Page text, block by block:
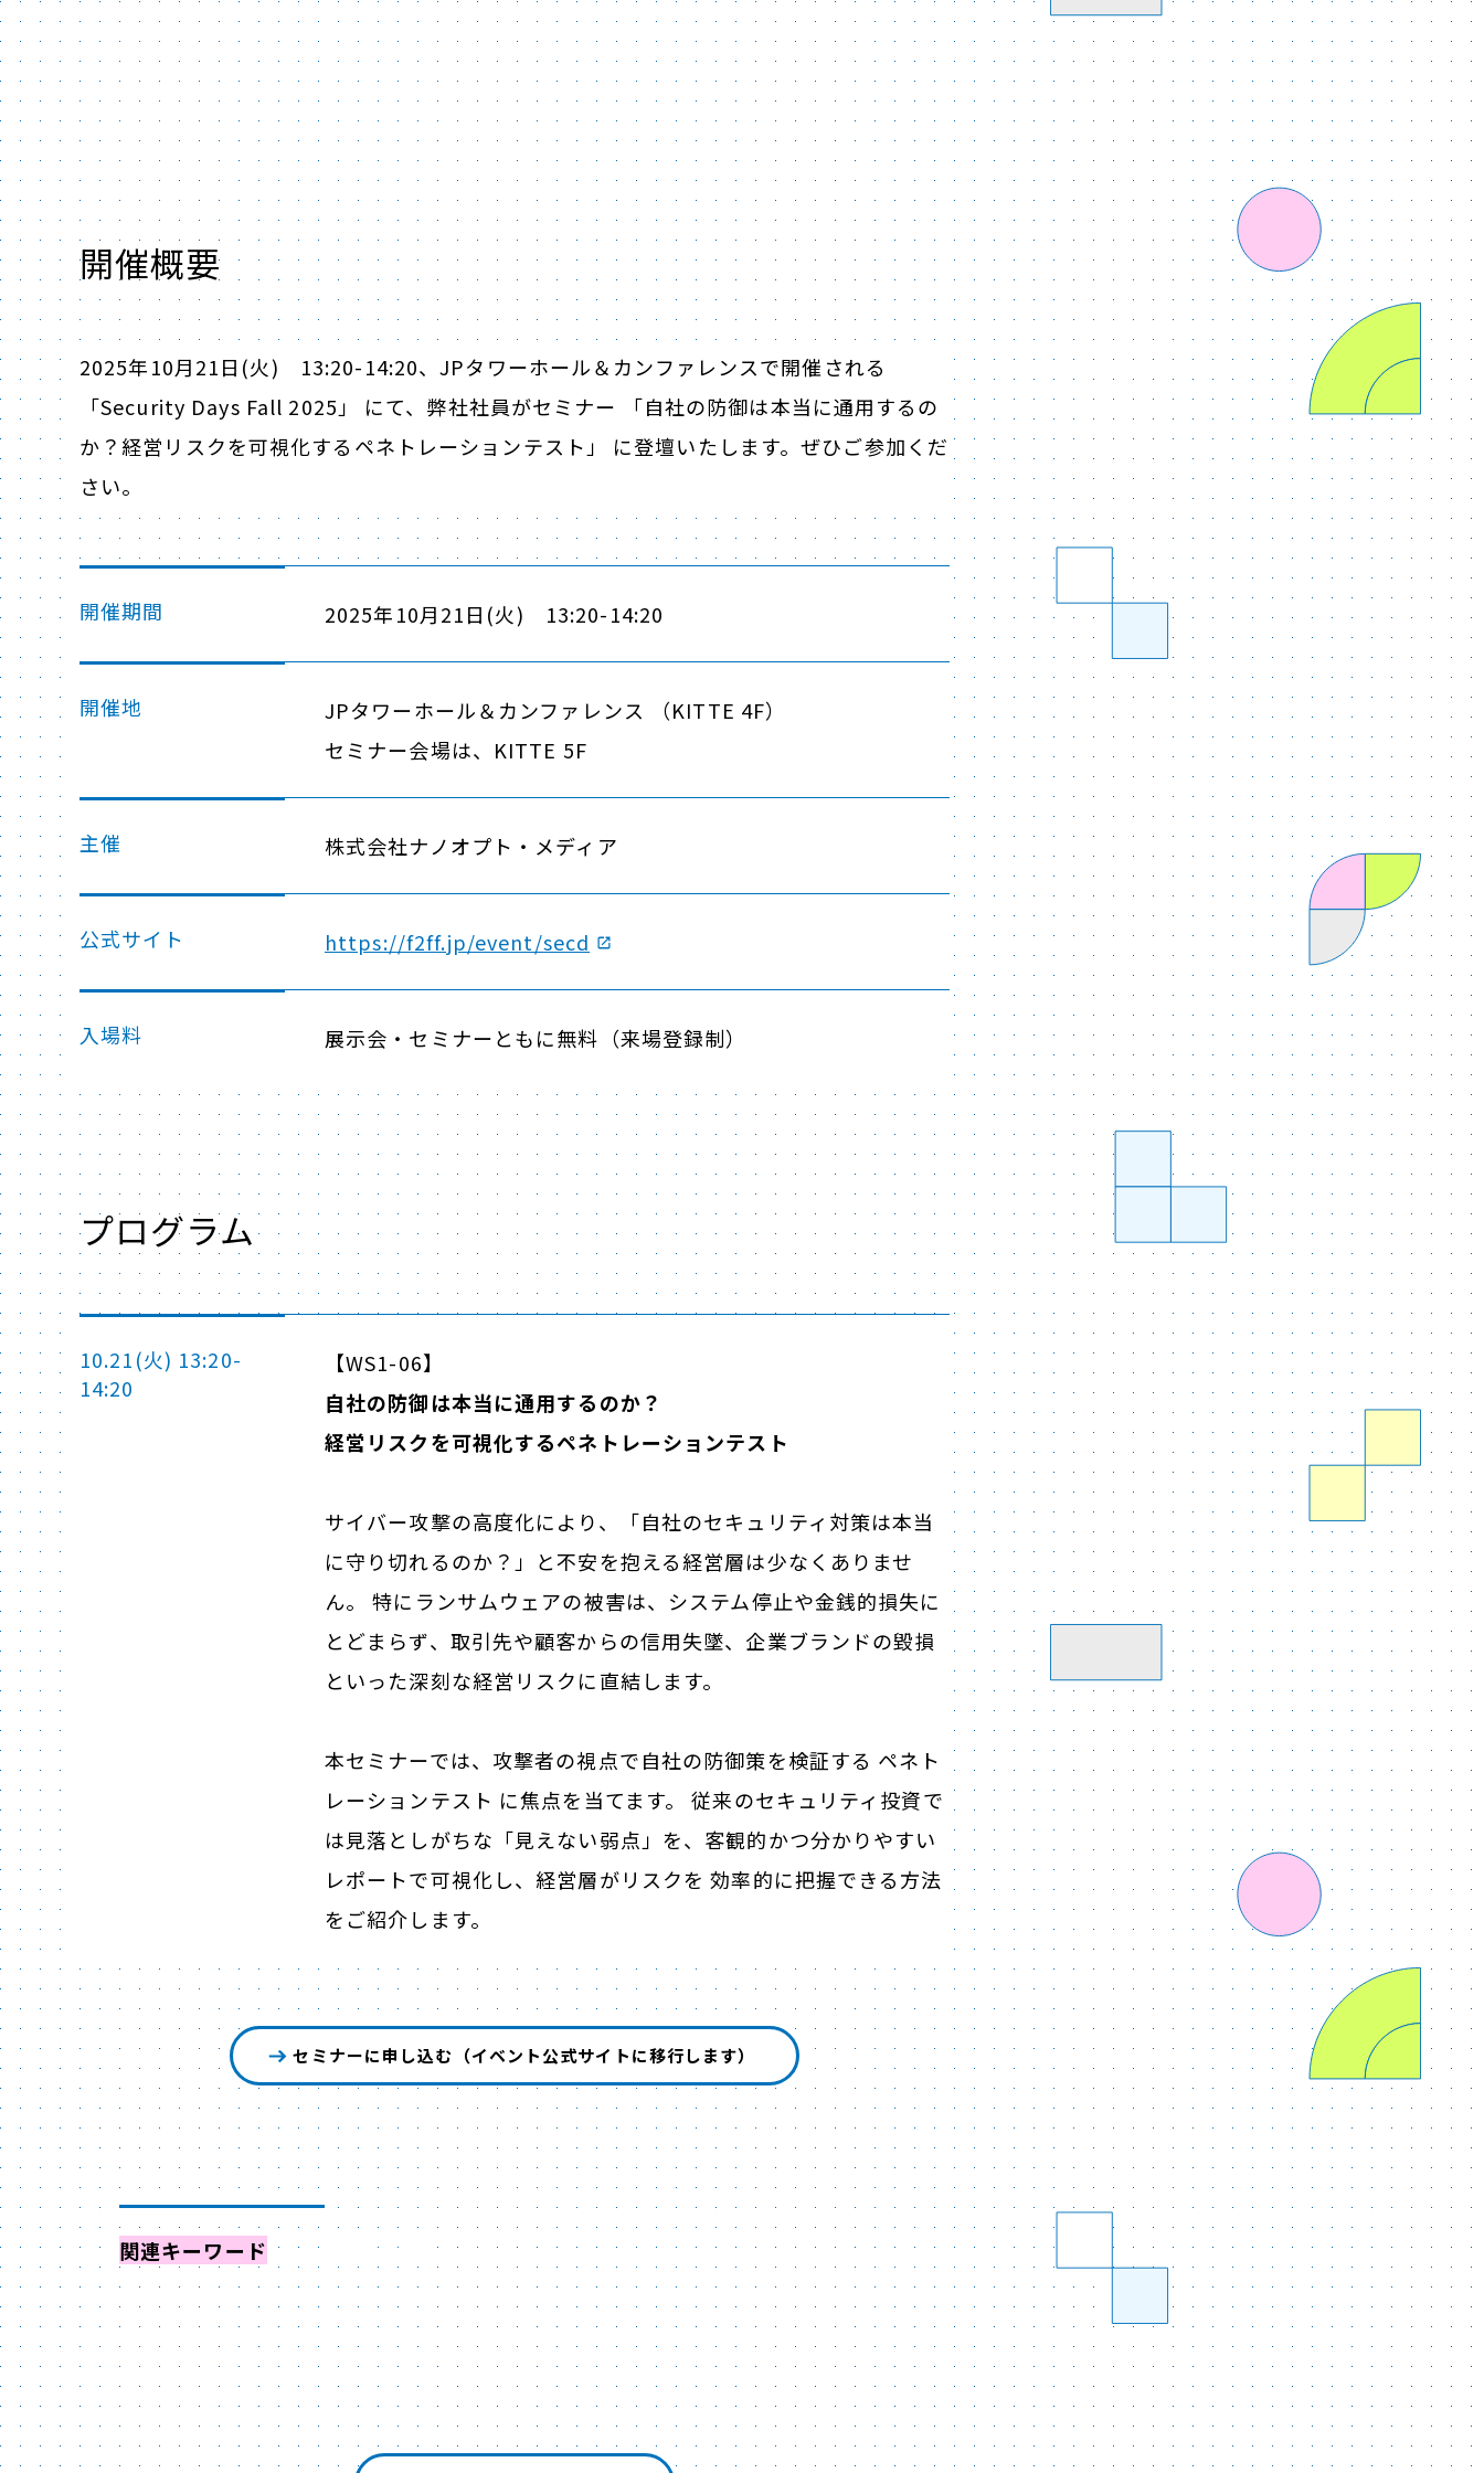
開催概要
2025年10月21日(火) 13:20-14:20、JPタワーホール＆カンファレンスで開催される
「Security Days Fall 2025」 にて、弊社社員がセミナー 「自社の防御は本当に通用するの
か？経営リスクを可視化するペネトレーションテスト」 に登壇いたします。ぜひご参加くだ
さい。
開催期間 2025年10月21日(火) 13:20-14:20
開催地
JPタワーホール＆カンファレンス （KITTE 4F）
セミナー会場は、KITTE 5F
主催 株式会社ナノオプト・メディア
公式サイト https://f2ff.jp/event/secd
入場料 展示会・セミナーともに無料（来場登録制）
プログラム
10.21(火) 13:20-
14:20
【WS1-06】
自社の防御は本当に通用するのか？
経営リスクを可視化するペネトレーションテスト
サイバー攻撃の高度化により、「自社のセキュリティ対策は本当
に守り切れるのか？」と不安を抱える経営層は少なくありませ
ん。 特にランサムウェアの被害は、システム停止や金銭的損失に
とどまらず、取引先や顧客からの信用失墜、企業ブランドの毀損
といった深刻な経営リスクに直結します。
本セミナーでは、攻撃者の視点で自社の防御策を検証する ペネト
レーションテスト に焦点を当てます。 従来のセキュリティ投資で
は見落としがちな「見えない弱点」を、客観的かつ分かりやすい
レポートで可視化し、経営層がリスクを 効率的に把握できる方法
をご紹介します。
セミナーに申し込む（イベント公式サイトに移行します）
関連キーワード からイベントを探す